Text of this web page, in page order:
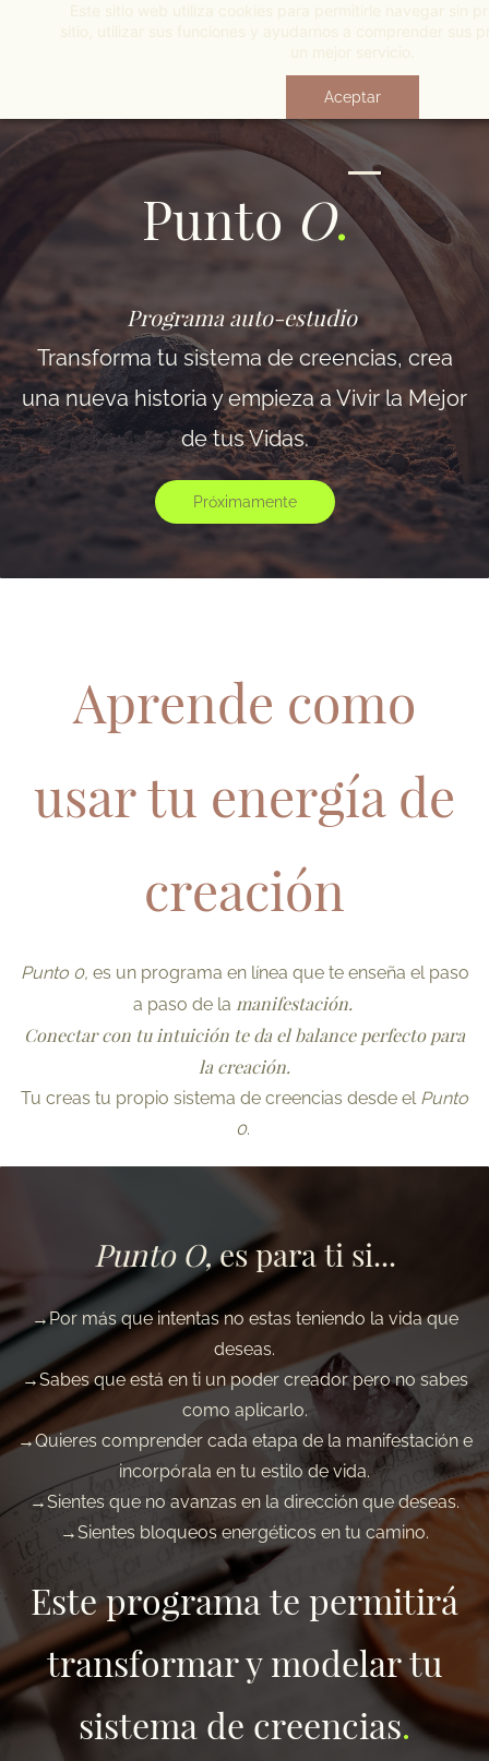
Aceptar
Punto O.
Programa auto-estudio
​Transforma tu sistema de creencias, crea
una nueva historia y empieza a Vivir la Mejor
de tus Vidas.
Próximamente
Aprende como
usar tu energía de
creación
Punto 0, es un programa en línea que te enseña el paso
a paso de la manifestación.
Conectar con tu intuición te da el balance perfecto para
la creación.
Tu creas tu propio sistema de creencias desde el Punto
0.
Punto O,es para ti si...
→Por más que intentas no estas teniendo la vida que
deseas.
→Sabes que está en ti un poder creador pero no sabes
como aplicarlo.
→Quieres comprender cada etapa de la manifestación e
incorpórala en tu estilo de vida.
→Sientes que no avanzas en la dirección que deseas.
→Sientes bloqueos energéticos en tu camino.
Este programa te permitirá
transformar y modelar tu
sistema de creencias.